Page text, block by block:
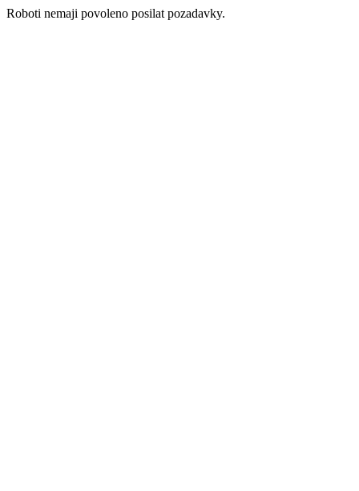
Roboti nemaji povoleno posilat pozadavky.